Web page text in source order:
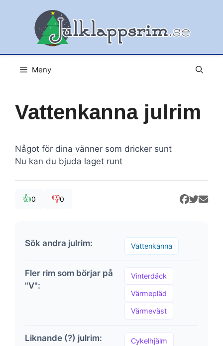
Meny
Vattenkanna julrim
Något för dina vänner som dricker sunt
Nu kan du bjuda laget runt
👍0 👎0
Sök andra julrim: Vattenkanna
Fler rim som börjar på
"V":
Vinterdäck
Värmepläd
Värmeväst
Liknande (?) julrim: Cykelhjälm